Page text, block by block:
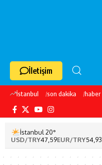
İletişim
İstanbul son dakika haber
İstanbul 20°
USD/TRY47,59EUR/TRY54,93